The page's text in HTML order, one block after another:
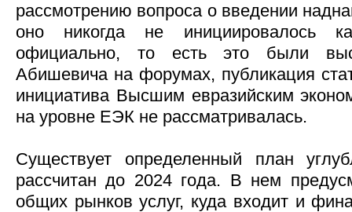
рассмотрению вопроса о введении
оно никогда не инициировалось
официально, то есть это были
Абишевича на форумах, публикация
инициатива Высшим евразийским
на уровне ЕЭК не рассматривалась.
Существует определенный план
рассчитан до 2024 года. В нем
общих рынков услуг, куда входит и